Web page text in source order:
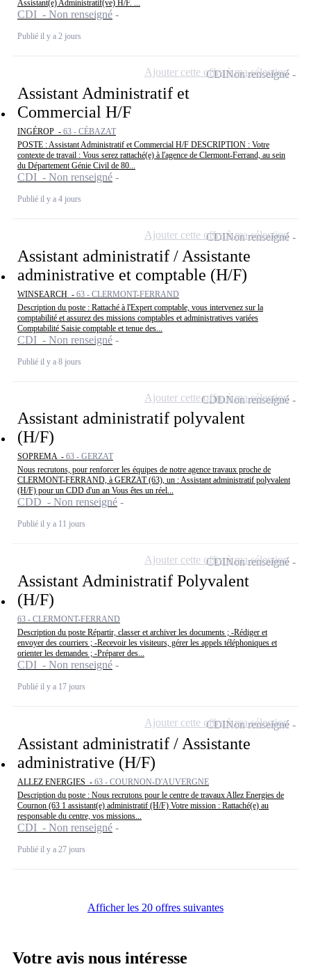
Assistant(e) Administratif(ve) H/F. ...
CDI - Non renseigné
Publié il y a 2 jours
Assistant Administratif et
Commercial H/F
INGÉROP - 63 - CÉBAZAT
POSTE : Assistant Administratif et Commercial H/F DESCRIPTION : Votre
contexte de travail : Vous serez rattaché(e) à l'agence de Clermont-Ferrand, au sein
du Département Génie Civil de 80...
CDI - Non renseigné
Publié il y a 4 jours
CDINon renseigné
Ajouter cette offre à ma sélection
Assistant administratif / Assistante
administrative et comptable (H/F)
WINSEARCH - 63 - CLERMONT-FERRAND
Description du poste : Rattaché à l'Expert comptable, vous intervenez sur la
comptabilité et assurez des missions comptables et administratives variées
Comptabilité Saisie comptable et tenue des...
CDI - Non renseigné
Publié il y a 8 jours
CDINon renseigné
Ajouter cette offre à ma sélection
Assistant administratif polyvalent
(H/F)
SOPREMA - 63 - GERZAT
Nous recrutons, pour renforcer les équipes de notre agence travaux proche de
CLERMONT-FERRAND, à GERZAT (63), un : Assistant administratif polyvalent
(H/F) pour un CDD d'un an Vous êtes un réel...
CDD - Non renseigné
Publié il y a 11 jours
CDDNon renseigné
Ajouter cette offre à ma sélection
Assistant Administratif Polyvalent
(H/F)
63 - CLERMONT-FERRAND
Description du poste Répartir, classer et archiver les documents ; -Rédiger et
envoyer des courriers ; -Recevoir les visiteurs, gérer les appels téléphoniques et
orienter les demandes ; -Préparer des...
CDI - Non renseigné
Publié il y a 17 jours
CDINon renseigné
Ajouter cette offre à ma sélection
Assistant administratif / Assistante
administrative (H/F)
ALLEZ ENERGIES - 63 - COURNON-D'AUVERGNE
Description du poste : Nous recrutons pour le centre de travaux Allez Energies de
Cournon (63 1 assistant(e) administratif (H/F) Votre mission : Rattaché(e) au
responsable du centre, vos missions...
CDI - Non renseigné
Publié il y a 27 jours
CDINon renseigné
Ajouter cette offre à ma sélection
Afficher les 20 offres suivantes
Votre avis nous intéresse